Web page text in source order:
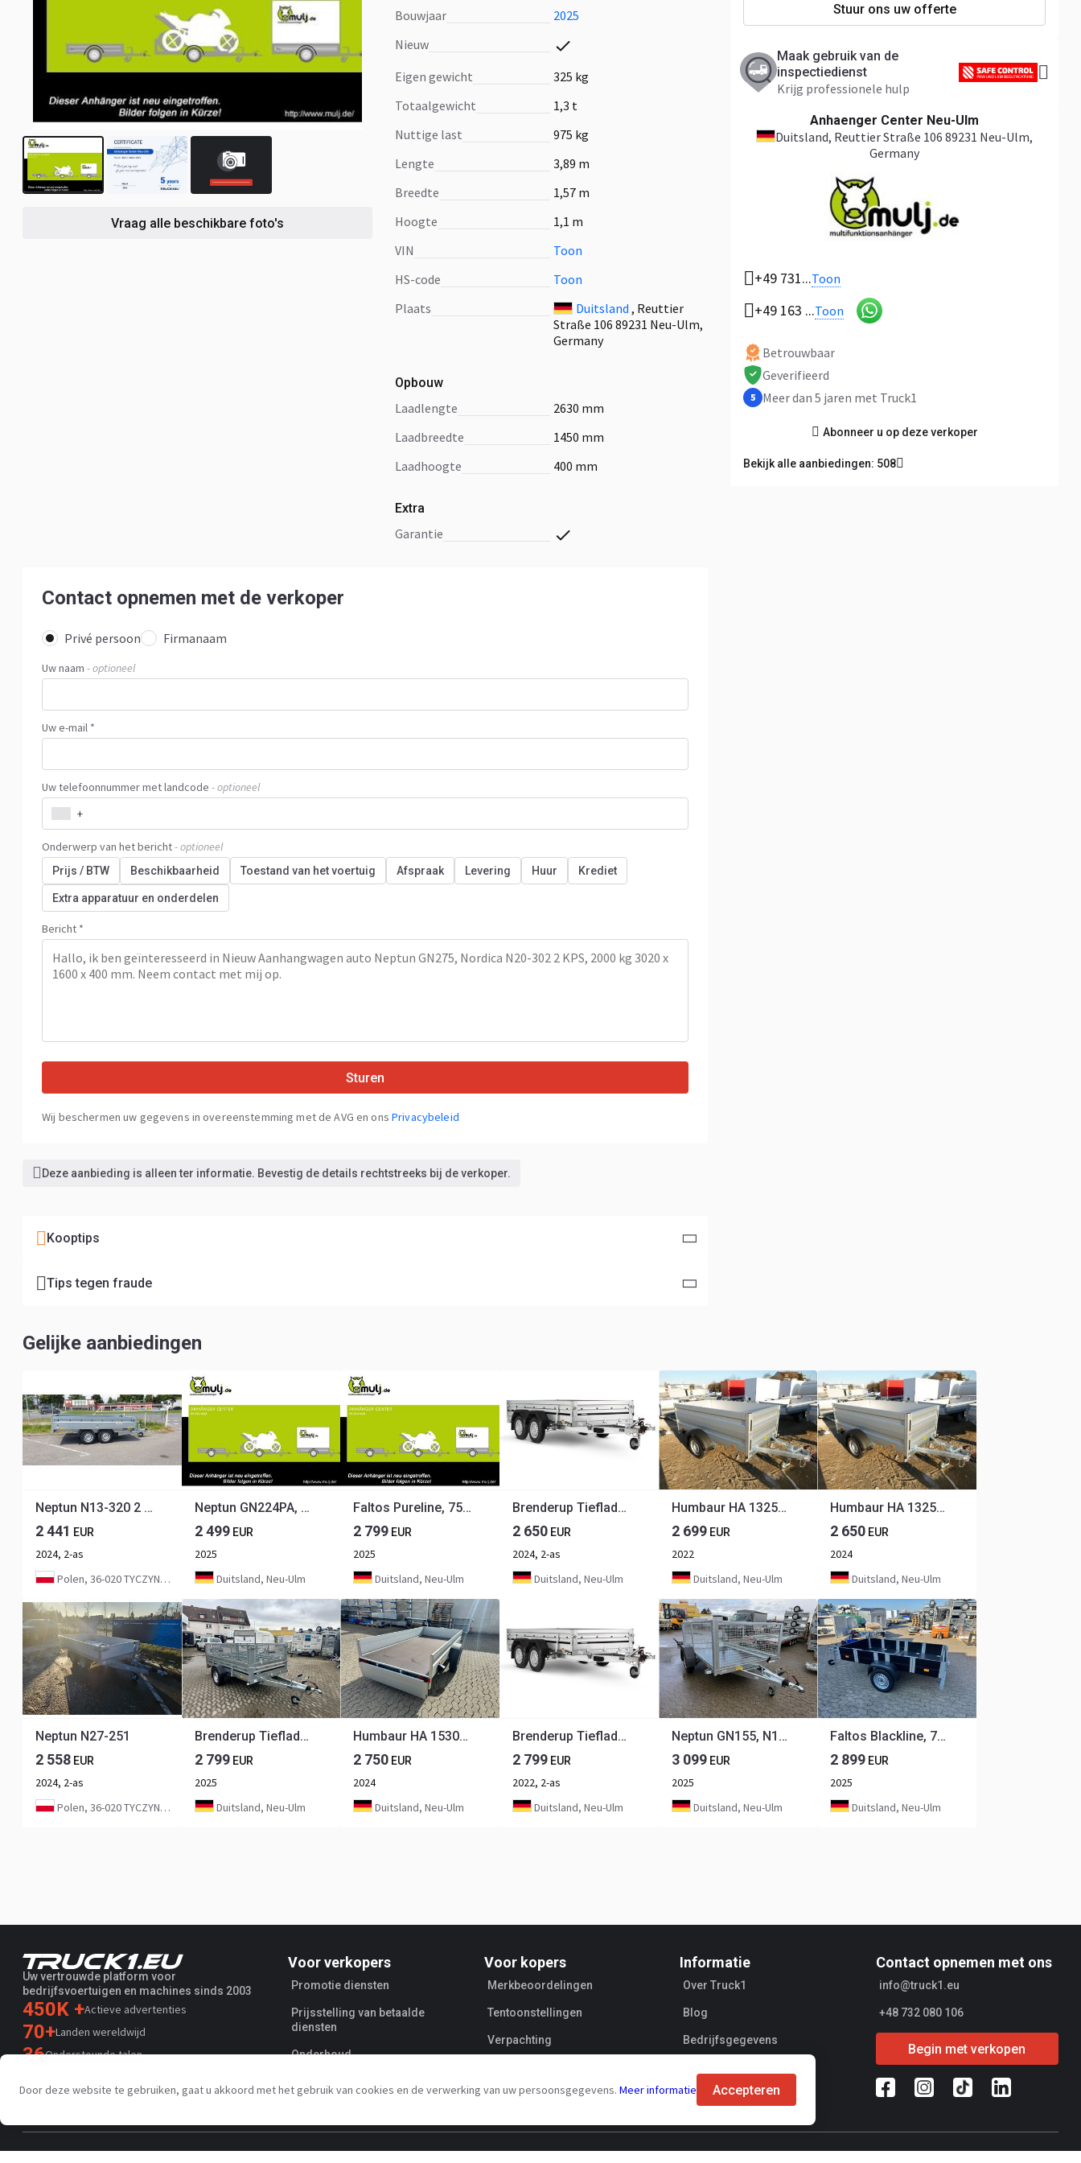
Vraag alle beschikbare foto's
Bouwjaar
2025
Nieuw
Eigen gewicht
325 kg
Totaalgewicht
1,3 t
Nuttige last
975 kg
Lengte
3,89 m
Breedte
1,57 m
Hoogte
1,1 m
VIN
Toon
HS-code
Toon
Plaats
Duitsland , Reuttier
Straße 106 89231 Neu-Ulm,
Germany
Opbouw
laadlengte
2630 mm
laadbreedte
1450 mm
laadhoogte
400 mm
Extra
garantie
Contact opnemen met de verkoper
Privé persoon Firmanaam
Uw naam - optioneel
Uw e-mail *
Uw telefoonnummer met landcode - optioneel
+
Onderwerp van het bericht- optioneel
Prijs / BTW Beschikbaarheid Toestand van het voertuig Afspraak Levering Huur Krediet
Extra apparatuur en onderdelen
Bericht *
Sturen
Wij beschermen uw gegevens in overeenstemming met de AVG en ons Privacybeleid
Deze aanbieding is alleen ter informatie. Bevestig de details rechtstreeks bij de verkoper.
Kooptips
Tips tegen fraude
Stuur ons uw offerte
Maak gebruik van de
inspectiedienst
Krijg professionele hulp
Anhaenger Center Neu-Ulm
Duitsland, Reuttier Straße 106 89231 Neu-Ulm,
Germany
+49 731...Toon
+49 163 ...Toon
Betrouwbaar
Geverifieerd
5 Meer dan 5 jaren met Truck1
Abonneer u op deze verkoper
Bekijk alle aanbiedingen: 508
Gelijke aanbiedingen
Neptun N13-320 2 kps
2 441 EUR
2024, 2-as
Polen, 36-020 TYCZYN, POLAND
Neptun GN224PA, N15-380 m18 wer. A, 1,5 to. 3800 x 1800 x 250 mm
2 499EUR
2025
Duitsland, Neu-Ulm
Faltos Pureline, 750 kg, 2420 x 1240 x 300 mm
2 799 EUR
2025
Duitsland, Neu-Ulm
Brenderup Tieflader 2300S Stahl, 2,0 to. 3010x1530x400mm
2 650EUR
2024, 2-as
Duitsland, Neu-Ulm
Humbaur HA 132513 mit KV und Bordwandaufsatz, 1300 kg, 2510 x 1310 x 350mm
2 699EUR
2022
Duitsland, Neu-Ulm
Humbaur HA 132513 mit Bordwandaufsatz, 1300 kg, 2510 x 1310 x 350mm
2 650 EUR
2024
Duitsland, Neu-Ulm
Neptun N27-251
2 558 EUR
2024, 2-as
Polen, 36-020 TYCZYN, POLAND
Brenderup Tieflader 2300S Stahl Laubgitter, 1,3 to. 3010x1530x400mm
2 799EUR
2025
Duitsland, Neu-Ulm
Humbaur HA 153015 mit KV, 1500 kg, 3030 x 1500 x 350 mm
2 750 EUR
2024
Duitsland, Neu-Ulm
Brenderup Tieflader 2300S Stahl, 2,5 to. 3010x1530x400mm
2 799EUR
2022, 2-as
Duitsland, Neu-Ulm
Neptun GN155, N13-305 multi mit Gitter, 1,3 to. 3050 x 1660 x 100 mm
3 099EUR
2025
Duitsland, Neu-Ulm
Faltos Blackline, 750 kg, 2420 x 1240 x 300 mm
2 899 EUR
2025
Duitsland, Neu-Ulm
Uw vertrouwde platform voor
bedrijfsvoertuigen en machines sinds 2003
450K +Actieve advertenties
70+Landen wereldwijd
36Ondersteunde talen
4.7/5
Trustpilot
Voor verkopers
Promotie diensten
Prijsstelling van betaalde
diensten
Onderhoud
Voor kopers
Merkbeoordelingen
Tentoonstellingen
Verpachting
Informatie
Over Truck1
Blog
Bedrijfsgegevens
Contact opnemen met ons
info@truck1.eu
+48 732 080 106
Begin met verkopen
Door deze website te gebruiken, gaat u akkoord met het gebruik van cookies en de verwerking van uw persoonsgegevens. Meer informatie Accepteren